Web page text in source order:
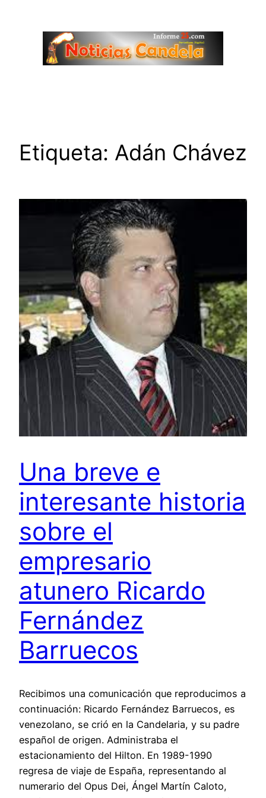
contenido
Etiqueta: Adán Chávez
Una breve e
interesante historia
sobre el
empresario
atunero Ricardo
Fernández
Barruecos
Recibimos una comunicación que reproducimos a
continuación: Ricardo Fernández Barruecos, es
venezolano, se crió en la Candelaria, y su padre
español de origen. Administraba el
estacionamiento del Hilton. En 1989-1990
regresa de viaje de España, representando al
numerario del Opus Dei, Ángel Martín Caloto,